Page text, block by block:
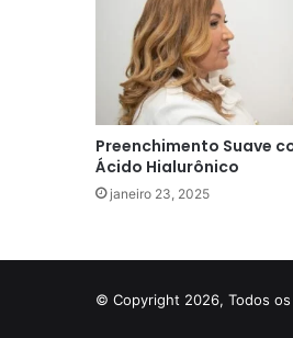
Preenchimento Suave
Ácido Hialurônico
janeiro 23, 2025
© Copyright 2026, Todos